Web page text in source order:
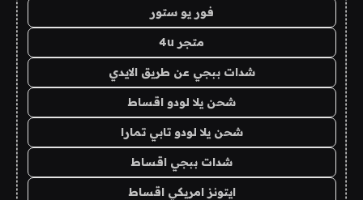
فور يو ستور
متجر 4u
شدات ببجي عن طريق الايدي
شحن يلا لودو اقساط
شحن يلا لودو تابي تمارا
شدات ببجي اقساط
ايتونز امريكي اقساط